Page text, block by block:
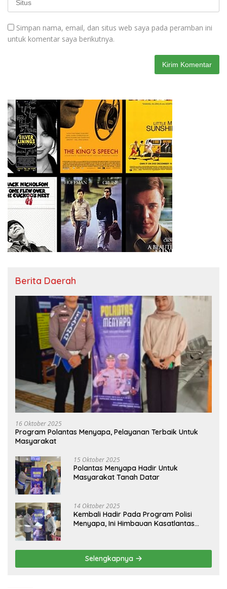
Simpan nama, email, dan situs web saya pada peramban ini
untuk komentar saya berikutnya.
Berita Daerah
16 Oktober 2025
Program Polantas Menyapa, Pelayanan Terbaik Untuk
Masyarakat
15 Oktober 2025
Polantas Menyapa Hadir Untuk
Masyarakat Tanah Datar
14 Oktober 2025
Kembali Hadir Pada Program Polisi
Menyapa, Ini Himbauan Kasatlantas
Selengkapnya